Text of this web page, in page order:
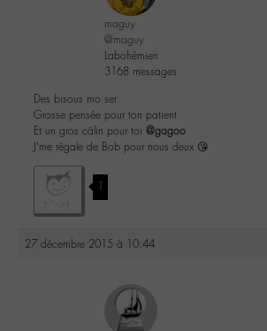
maguy
@maguy
Labohémien
3168 messages
Des bisous mo ser
Grosse pensée pour ton patient
Et un gros câlin pour toi @gagoo
J’me régale de Bob pour nous deux 😘
1
27 décembre 2015 à 10:44